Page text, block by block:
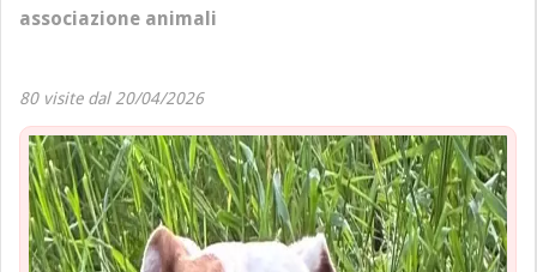
associazione animali
80 visite dal 20/04/2026